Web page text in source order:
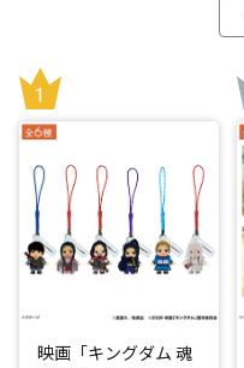
映画「キングダム 魂